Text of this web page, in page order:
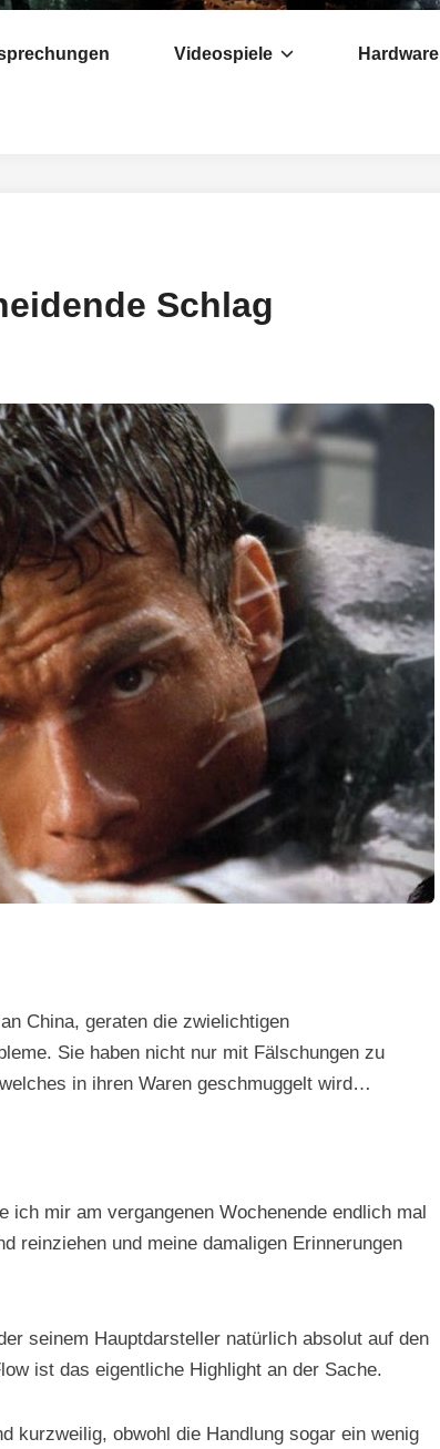
Videospiele Hardware
Schlag
China, geraten die zwielichtigen
Sie haben nicht nur mit Fälschungen zu
in ihren Waren geschmuggelt wird…
ich mir am vergangenen Wochenende endlich mal
reinziehen und meine damaligen Erinnerungen
seinem Hauptdarsteller natürlich absolut auf den
ist das eigentliche Highlight an der Sache.
kurzweilig, obwohl die Handlung sogar ein wenig